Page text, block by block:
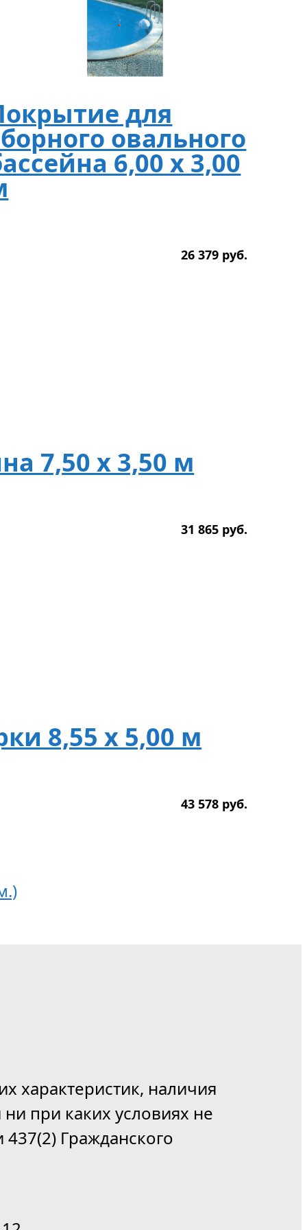
для
овального
6,00 х 3,00
26 379 руб.
7,50 х 3,50 м
31 865 руб.
8,55 х 5,00 м
43 578 руб.
характеристик, наличия
при каких условиях не
Гражданского